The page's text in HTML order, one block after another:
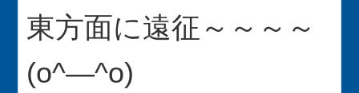
東方面に遠征～～～～
(o^―^o)